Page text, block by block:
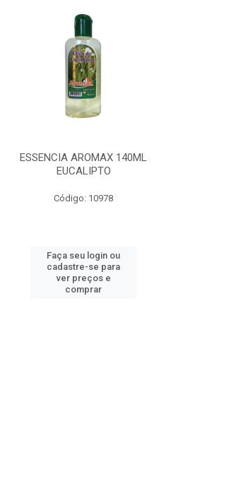
ESSENCIA AROMAX 140ML
EUCALIPTO
Código: 10978
Faça seu login ou
cadastre-se para
ver preços e
comprar